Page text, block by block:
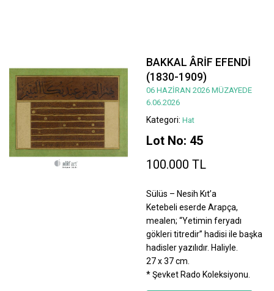
BAKKAL ÂRİF EFENDİ
(1830-1909)
06 HAZİRAN 2026 MÜZAYEDE
6.06.2026
Kategori: Hat
Lot No: 45
100.000 TL
Sülüs – Nesih Kıt’a
Ketebeli eserde Arapça,
mealen; “Yetimin feryadı
gökleri titredir” hadisi ile başka
hadisler yazılıdır. Haliyle.
27 x 37 cm.
* Şevket Rado Koleksiyonu.